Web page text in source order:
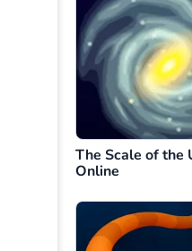
The Scale of the
Online